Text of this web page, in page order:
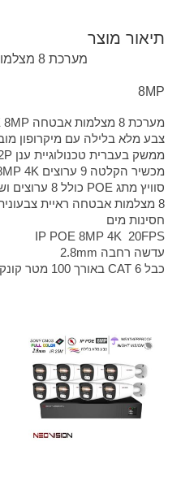
תיאור מוצר
8MP
מערכת 8 מצלמות אבטחה IP POE 8MP
צבע מלא בלילה עם מיקרופון
ממשק בעברית טכנולוגיית ענן P2P תמיכה ONVIF
מכשיר הקלטה 9 ערוצים NVR 8MP 4K כולל דיסק קשיח 1TB
סוויץ מתג POE כולל 8 ערוצים ושתי יציאות UPlink 1Gb
8 מצלמות אבטחה ראיית
חסינות מים
IP POE 8MP 4K 20FPS
עדשה רחבה 2.8mm
כבל CAT 6 באורך 100 מטר קונקטורים RJ45